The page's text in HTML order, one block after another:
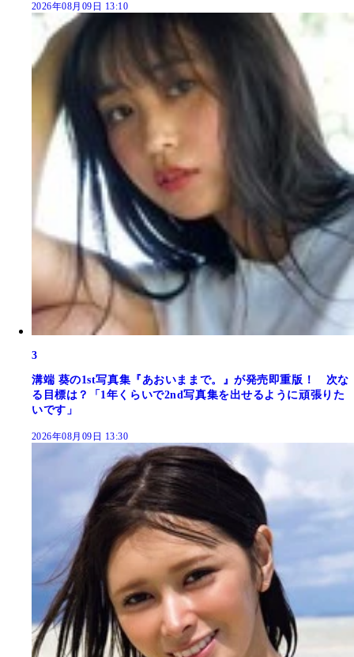
2026年08月09日 13:10
3
溝端 葵の1st写真集『あおいままで。』が発売即重版！ 次な
る目標は？「1年くらいで2nd写真集を出せるように頑張りた
いです」
2026年08月09日 13:30